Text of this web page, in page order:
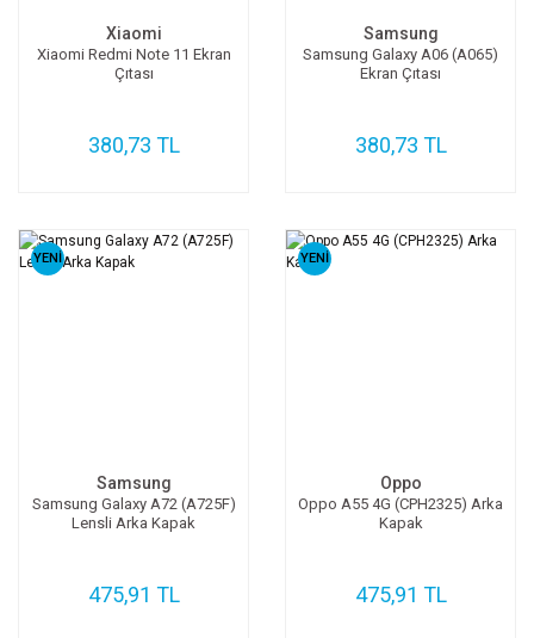
Xiaomi
Xiaomi Redmi Note 11 Ekran
Çıtası
380,73 TL
Samsung
Samsung Galaxy A06 (A065)
Ekran Çıtası
380,73 TL
YENİ
Samsung
Samsung Galaxy A72 (A725F)
Lensli Arka Kapak
475,91 TL
YENİ
Oppo
Oppo A55 4G (CPH2325) Arka
Kapak
475,91 TL